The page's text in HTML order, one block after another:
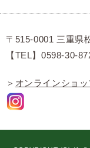
〒515-0001 三重県
【TEL】0598-30-
＞ オンラインショ